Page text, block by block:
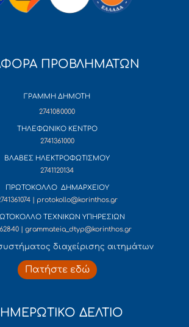
ΠΡΟΒΛΗΜΑΤΩΝ
ΓΡΑΜΜΗ ΔΗΜΟΤΗ
2741080000
ΤΗΛΕΦΩΝΙΚΟ ΚΕΝΤΡΟ
2741361000
ΒΛΑΒΕΣ ΗΛΕΚΤΡΟΦΩΤΙΣΜΟΥ
2741120134
ΠΡΩΤΟΚΟΛΛΟ ΔΗΜΑΡΧΕΙΟΥ
| protokollo@korinthos.gr
ΤΕΧΝΙΚΩΝ ΥΠΗΡΕΣΙΩΝ
| grammateia_dtyp@korinthos.gr
διαχείρισης αιτημάτων
Πατήστε εδώ
ΔΕΛΤΙΟ